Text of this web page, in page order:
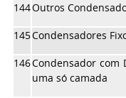
144Outros
145Condensadores
146Condensador com
uma só camada